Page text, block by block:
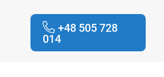
+48 505 728
014